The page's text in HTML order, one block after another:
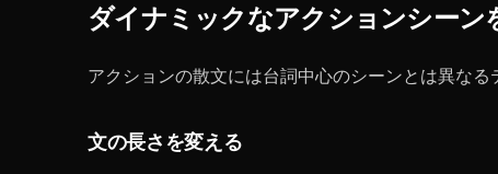
ダイナミックなアクションシーン
アクションの散文には台詞中心のシーンとは異なる
文の長さを変える